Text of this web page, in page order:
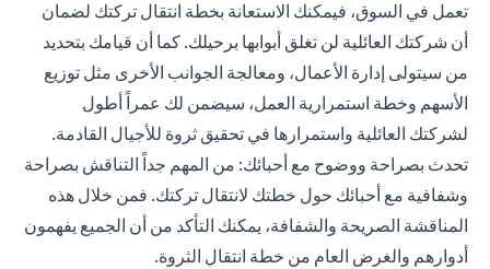
تعمل في السوق، فيمكنك الاستعانة بخطة انتقال تركتك لضمان
أن شركتك العائلية لن تغلق أبوابها برحيلك. كما أن قيامك بتحديد
من سيتولى إدارة الأعمال، ومعالجة الجوانب الأخرى مثل توزيع
الأسهم وخطة استمرارية العمل، سيضمن لك عمراً أطول
لشركتك العائلية واستمرارها في تحقيق ثروة للأجيال القادمة.
تحدث بصراحة ووضوح مع أحبائك: من المهم جداً التناقش بصراحة
وشفافية مع أحبائك حول خطتك لانتقال تركتك. فمن خلال هذه
المناقشة الصريحة والشفافة، يمكنك التأكد من أن الجميع يفهمون
أدوارهم والغرض العام من خطة انتقال الثروة.